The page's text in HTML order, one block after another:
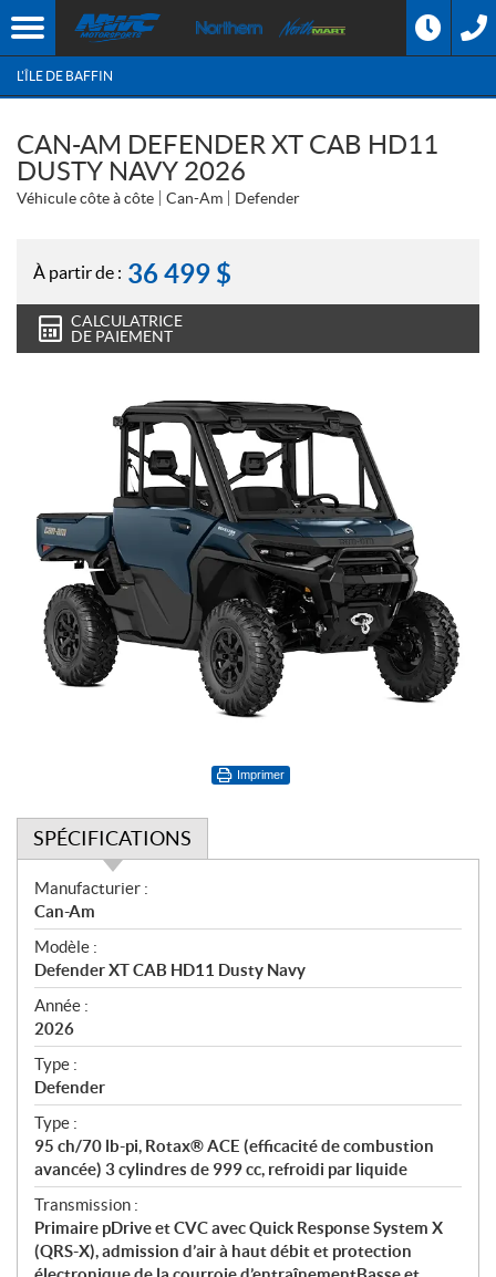
L'ÎLE DE BAFFIN
CAN-AM DEFENDER XT CAB HD11
DUSTY NAVY 2026
Véhicule côte à côte Can-Am Defender
À partir de : 36 499 $
CALCULATRICE
DE PAIEMENT
Imprimer
SPÉCIFICATIONS
S
p
é
c
i
f
i
c
a
t
i
o
n
s
Manufacturier :
Can-Am
Modèle :
Defender XT CAB HD11 Dusty Navy
Année :
2026
Type :
Defender
Type :
95 ch/70 lb-pi, Rotax® ACE (efficacité de combustion
avancée) 3 cylindres de 999 cc, refroidi par liquide
Transmission :
Primaire pDrive et CVC avec Quick Response System X
(QRS-X), admission d’air à haut débit et protection